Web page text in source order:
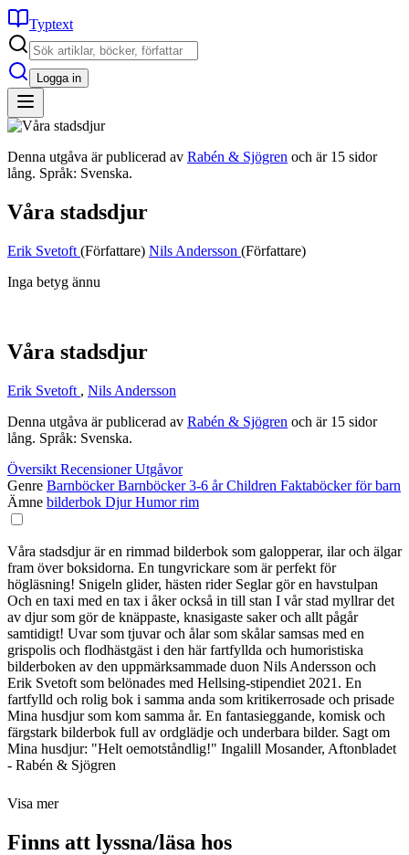
Typtext
Logga in
Denna utgåva är publicerad av Rabén & Sjögren och är 15 sidor
lång. Språk: Svenska.
Våra stadsdjur
Erik Svetoft (Författare) Nils Andersson (Författare)
Inga betyg ännu
Våra stadsdjur
Erik Svetoft , Nils Andersson
Denna utgåva är publicerad av Rabén & Sjögren och är 15 sidor
lång. Språk: Svenska.
Översikt RecensionerUtgåvor
Genre BarnböckerBarnböcker 3-6 årChildren Faktaböcker för barn
Ämne bilderbok DjurHumorrim
Våra stadsdjur är en rimmad bilderbok som galopperar, ilar och älgar
fram över boksidorna. En tungvrickare som är perfekt för
högläsning! Snigeln glider, hästen rider Seglar gör en havstulpan
Och en taxi med en tax i åker också in till stan I vår stad myllrar det
av djur som gör de knäppaste, knasigaste saker och allt pågår
samtidigt! Uvar som tjuvar och ålar som skålar samsas med en
grispolis och flodhästgäst i den här fartfyllda och humoristiska
bilderboken av den uppmärksammade duon Nils Andersson och
Erik Svetoft som belönades med Hellsing-stipendiet 2021. En
fartfylld och rolig bok i samma anda som kritikerrosade och prisade
Mina husdjur som kom samma år. En fantasieggande, komisk och
färgstark bilderbok full av ordglädje och underbara bilder. Sagt om
Mina husdjur: "Helt oemotståndlig!" Ingalill Mosander, Aftonbladet
- Rabén & Sjögren
Visa mer
Finns att lyssna/läsa hos